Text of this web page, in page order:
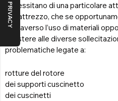
necessitano di una particolare
dell’attrezzo, che se
(attraverso l’uso di materiali
resistere alle diverse
problematiche legate a:
rotture del rotore
dei supporti cuscinetto
dei cuscinetti